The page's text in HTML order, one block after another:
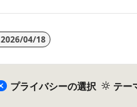
2026/04/18
プライバシーの選択 テー